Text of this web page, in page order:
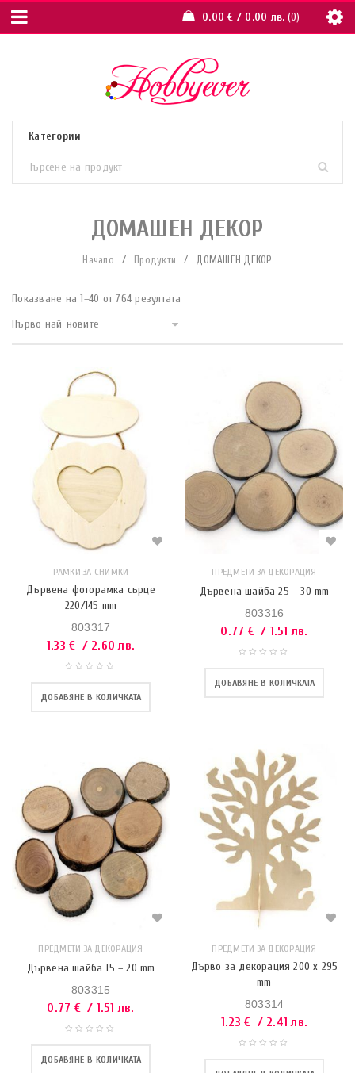
0.00€ / 0.00 лв. 0
ДОМАШЕН ДЕКОР
Начало / Продукти / ДОМАШЕН ДЕКОР
Показване на 1–40 от 764 резултата
Първо най-новите
РАМКИ ЗА СНИМКИ
Дървена фоторамка сърце
220/145 mm
803317
1.33€ / 2.60 лв.
ДОБАВЯНЕ В КОЛИЧКАТА
ПРЕДМЕТИ ЗА ДЕКОРАЦИЯ
Дървена шайба 25 – 30 mm
803316
0.77 € / 1.51 лв.
ДОБАВЯНЕ В КОЛИЧКАТА
ПРЕДМЕТИ ЗА ДЕКОРАЦИЯ
Дървена шайба 15 – 20 mm
803315
0.77 € / 1.51 лв.
ДОБАВЯНЕ В КОЛИЧКАТА
ПРЕДМЕТИ ЗА ДЕКОРАЦИЯ
Дърво за декорация 200 x 295
mm
803314
1.23€ / 2.41 лв.